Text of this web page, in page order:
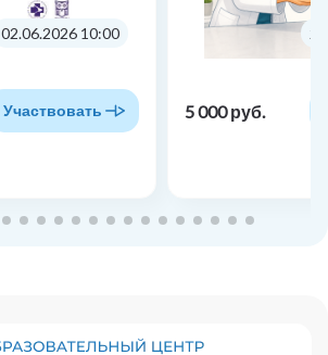
02.06.2026 10:00
Участвовать 5 000 руб.